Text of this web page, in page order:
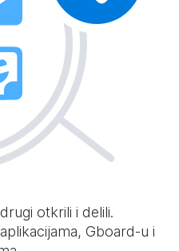
otkrili i delili.
Gboard-u i